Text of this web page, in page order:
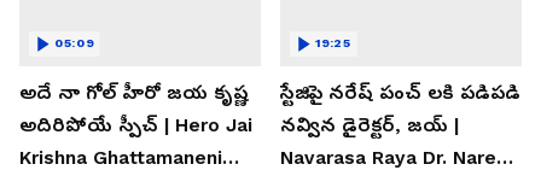
అదే నా గోల్ హీరో జయ కృష్ణ
అదిరిపోయే స్పీచ్ | Hero Jai
Krishna Ghattamaneni
05:09
స్టేజిపై నరేష్ పంచ్ లకి పడిపడి
నవ్విన డైరెక్టర్, జయ్ |
Navarasa Raya Dr. Naresh
19:25